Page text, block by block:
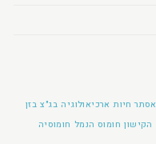
אסתר חיות ארכיאולוגיה בג"צ בזן
הקישון חומוס הנמל חומוסיה